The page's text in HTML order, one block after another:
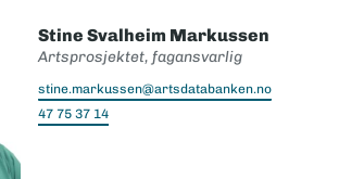
Stine Svalheim Markussen
Artsprosjektet, fagansvarlig
stine.markussen@artsdatabanken.no
47 75 37 14